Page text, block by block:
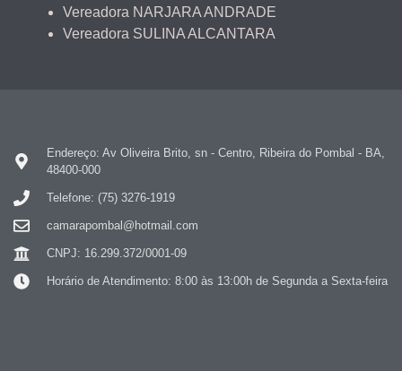
Vereadora NARJARA ANDRADE
Vereadora SULINA ALCANTARA
Endereço: Av Oliveira Brito, sn - Centro, Ribeira do Pombal - BA,
48400-000
Telefone: (75) 3276-1919
camarapombal@hotmail.com
CNPJ: 16.299.372/0001-09
Horário de Atendimento: 8:00 às 13:00h de Segunda a Sexta-feira